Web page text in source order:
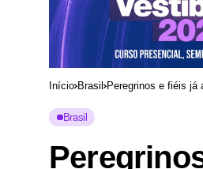
Início Brasil Peregrinos e fiéis já
Brasil